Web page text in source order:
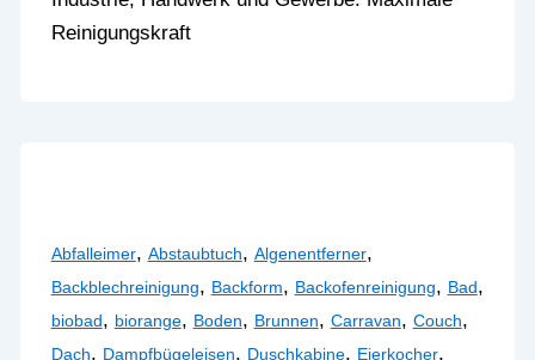
Reinigungskraft
Abfalleimer, Abstaubtuch, Algenentferner,
Backblechreinigung, Backform, Backofenreinigung, Bad,
biobad, biorange, Boden, Brunnen, Carravan, Couch,
Dach, Dampfbügeleisen, Duschkabine, Eierkocher,